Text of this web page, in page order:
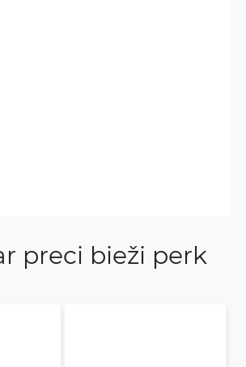
preci bieži perk